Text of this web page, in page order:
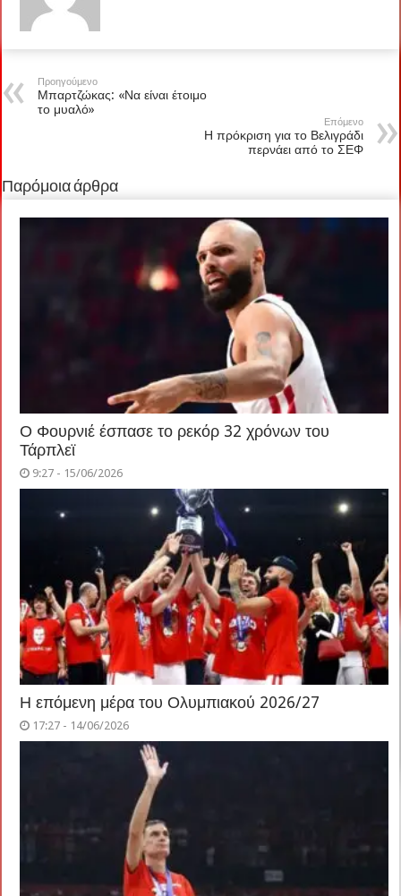
Προηγούμενο
Μπαρτζώκας: «Να είναι έτοιμο
το μυαλό»
Επόμενο
Η πρόκριση για το Βελιγράδι
περνάει από το ΣΕΦ
Παρόμοια άρθρα
Ο Φουρνιέ έσπασε το ρεκόρ 32 χρόνων του
Τάρπλεϊ
9:27 - 15/06/2026
Η επόμενη μέρα του Ολυμπιακού 2026/27
17:27 - 14/06/2026